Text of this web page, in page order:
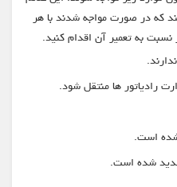
که در صورت مواجه شدند با هر
به تعمیر آن اقدام کنید.
رادیاتور ها منتقل شود.
است.
شده است.